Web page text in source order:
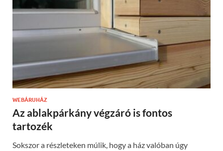
WEBÁRUHÁZ
Az ablakpárkány végzáró is fontos
tartozék
Sokszor a részleteken múlik, hogy a ház valóban úgy